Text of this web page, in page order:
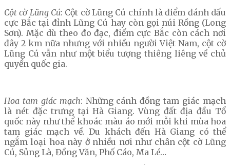
Cột cờ Lũng Cú: Cột cờ Lũng Cú chính là điểm đánh dấu
cực Bắc tại đỉnh Lũng Cú hay còn gọi núi Rồng (Long
Sơn). Mặc dù theo đo đạc, điểm cực Bắc còn cách nơi
đây 2 km nữa nhưng với nhiều người Việt Nam, cột cờ
Lũng Cú vẫn như một biểu tượng thiêng liêng về chủ
quyền quốc gia.
Hoa tam giác mạch: Những cánh đồng tam giác mạch
là nét đặc trưng tại Hà Giang. Vùng đất địa đầu Tổ
quốc này như thể khoác màu áo mới mỗi khi mùa hoa
tam giác mạch về. Du khách đến Hà Giang có thể
ngắm loại hoa này ở nhiều nơi như chân cột cờ Lũng
Cú, Sủng Là, Đồng Văn, Phố Cáo, Ma Lé…